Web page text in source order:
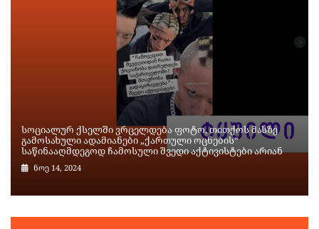
სოციალურ ქსელში ვრცელდება ფოტო, თითქოს მასზე
გამოსახული ადამიანები „ქართული ოცნების“
საწინააღმდეგოდ ჩამოსული შვედი აქტივისტები არიან
ნოე 14, 2024